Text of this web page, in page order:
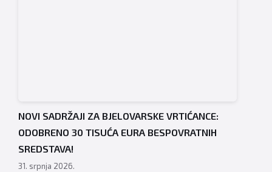
NOVI SADRŽAJI ZA BJELOVARSKE VRTIĆANCE:
ODOBRENO 30 TISUĆA EURA BESPOVRATNIH
SREDSTAVA!
31. srpnja 2026.